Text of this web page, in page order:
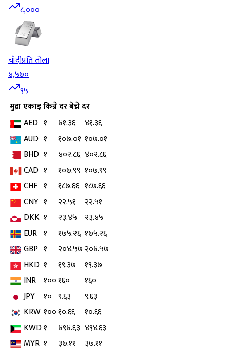
८,०००
चाँदीप्रति तोला
४,५७०
९५
मुद्राएकाइकिन्ने दरबेच्ने दर
AED १ ४१.३६
४१.३६
AUD १ १०७.०१ १०७.०१
BHD १ ४०२.८६ ४०२.८६
CAD १ १०७.९९ १०७.९९
CHF १ १८७.६६ १८७.६६
CNY १ २२.५१
२२.५१
DKK १ २३.४५
२३.४५
EUR १ १७५.२६ १७५.२६
GBP १ २०४.५७ २०४.५७
HKD १ १९.३७
१९.३७
INR १००१६०
१६०
JPY
१० ९.६३
९.६३
KRW १००१०.६६
१०.६६
KWD१ ४९४.६३ ४९४.६३
MYR १ ३७.११
३७.११